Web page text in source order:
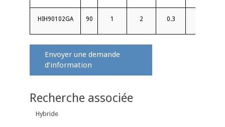
HIH90102GA 90 1 2 0.3
Envoyer une demande
d’information
Recherche associée
Hybride